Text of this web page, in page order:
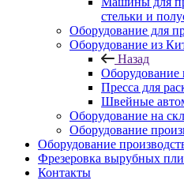
стельки и
Оборудование для
Оборудование из
Назад
Оборудование
Пресса для
Швейные
Оборудование на
Оборудование
Оборудование
Фрезеровка вырубных
Контакты